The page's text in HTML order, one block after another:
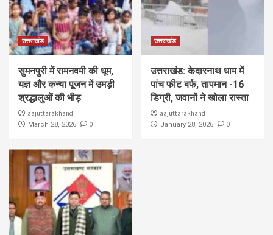
उत्तराखंड
सुमनपुरी में रामनवमी की धूम,
यज्ञ और कन्या पूजन में उमड़ी
श्रद्धालुओं की भीड़
aajuttarakhand
March 28, 2026 0
उत्तराखंड
उत्तराखंड: केदारनाथ धाम में
पांच फीट बर्फ, तापमान -16
डिग्री, जवानों ने खोला रास्ता
aajuttarakhand
January 28, 2026 0